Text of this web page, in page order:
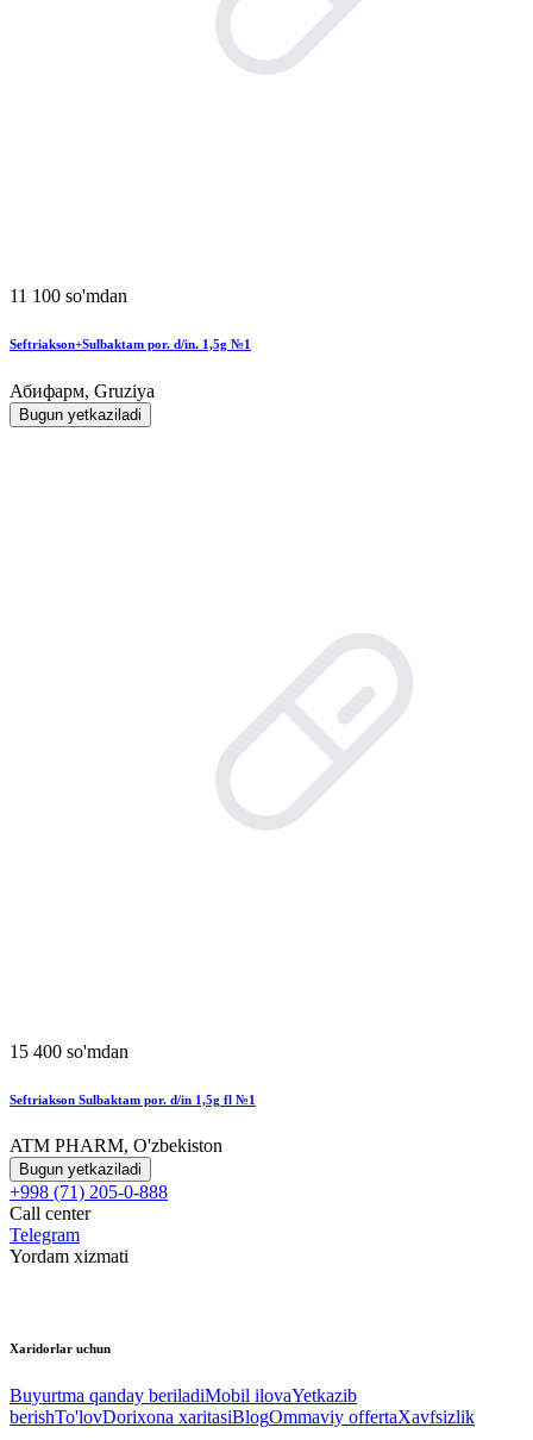
11 100 so'mdan
Seftriakson+Sulbaktam por. d/in. 1,5g №1
Абифарм, Gruziya
Bugun yetkaziladi
15 400 so'mdan
Seftriakson Sulbaktam por. d/in 1,5g fl №1
ATM PHARM, O'zbekiston
Bugun yetkaziladi
+998 (71) 205-0-888
Call center
Telegram
Yordam xizmati
Xaridorlar uchun
Buyurtma qanday beriladiMobil ilovaYetkazib
berishTo'lovDorixona xaritasiBlogOmmaviy offertaXavfsizlik